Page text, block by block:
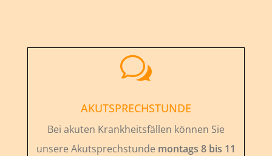
w
AKUTSPRECHSTUNDE
Bei akuten Krankheitsfällen können Sie
unsere Akutsprechstunde montags 8 bis 11